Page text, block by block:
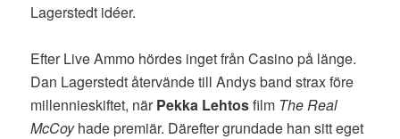
Lagerstedt idéer.
Efter Live Ammo hördes inget från Casino på länge.
Dan Lagerstedt återvände till Andys band strax före
millennieskiftet, närPekka Lehtosfilm The Real
McCoyhade premiär. Därefter grundade han sitt eget